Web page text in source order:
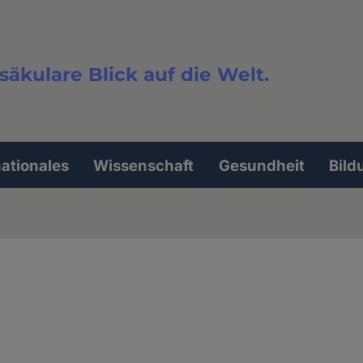
Blick auf die Welt.
Wissenschaft Gesundheit